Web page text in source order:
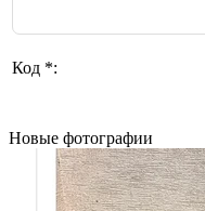
Код *:
Новые фотографии